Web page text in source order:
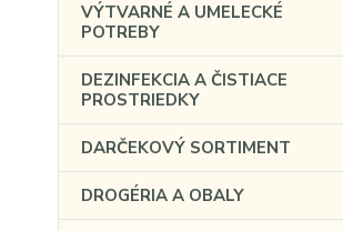
VÝTVARNÉ A UMELECKÉ
POTREBY
DEZINFEKCIA A ČISTIACE
PROSTRIEDKY
DARČEKOVÝ SORTIMENT
DROGÉRIA A OBALY